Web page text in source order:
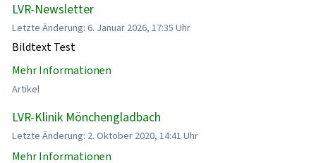
LVR-Newsletter
Letzte Änderung: 6. Januar 2026, 17:35 Uhr
Bildtext Test
Mehr Informationen
Artikel
LVR-Klinik Mönchengladbach
Letzte Änderung: 2. Oktober 2020, 14:41 Uhr
Mehr Informationen